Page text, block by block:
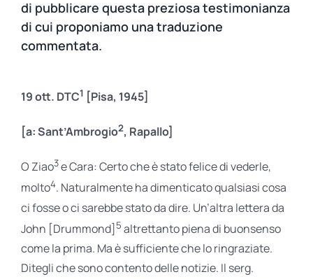
di pubblicare questa preziosa testimonianza
di cui proponiamo una traduzione
commentata.
19 ott. DTC1 [Pisa, 1945]
[a: Sant’Ambrogio2, Rapallo]
O Ziao3e Cara: Certo che è stato felice di vederle,
molto4. Naturalmente ha dimenticato qualsiasi cosa
ci fosse o ci sarebbe stato da dire. Un’altra lettera da
John [Drummond] 5 altrettanto piena di buonsenso
come la prima. Ma è sufficiente che lo ringraziate.
Ditegli che sono contento delle notizie. Il serg.